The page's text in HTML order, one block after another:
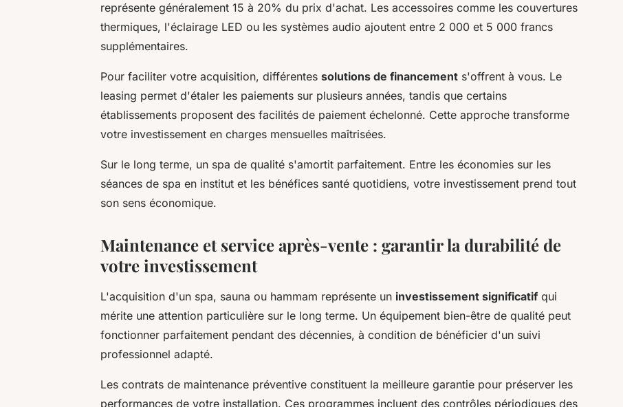
représente généralement 15 à 20% du prix d'achat. Les accessoires comme les couvertures
thermiques, l'éclairage LED ou les systèmes audio ajoutent entre 2 000 et 5 000 francs
supplémentaires.
Pour faciliter votre acquisition, différentes solutions de financement s'offrent à vous. Le
leasing permet d'étaler les paiements sur plusieurs années, tandis que certains
établissements proposent des facilités de paiement échelonné. Cette approche transforme
votre investissement en charges mensuelles maîtrisées.
Sur le long terme, un spa de qualité s'amortit parfaitement. Entre les économies sur les
séances de spa en institut et les bénéfices santé quotidiens, votre investissement prend tout
son sens économique.
Maintenance et service après-vente : garantir la durabilité de
votre investissement
L'acquisition d'un spa, sauna ou hammam représente un investissement significatif qui
mérite une attention particulière sur le long terme. Un équipement bien-être de qualité peut
fonctionner parfaitement pendant des décennies, à condition de bénéficier d'un suivi
professionnel adapté.
Les contrats de maintenance préventive constituent la meilleure garantie pour préserver les
performances de votre installation. Ces programmes incluent des contrôles périodiques des